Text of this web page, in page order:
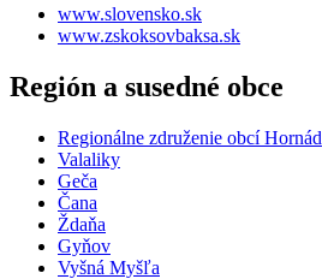
www.slovensko.sk
www.zskoksovbaksa.sk
Región a susedné obce
Regionálne združenie obcí Hornád
Valaliky
Geča
Čana
Ždaňa
Gyňov
Vyšná Myšľa